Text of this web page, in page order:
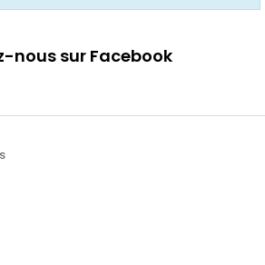
nous sur Facebook